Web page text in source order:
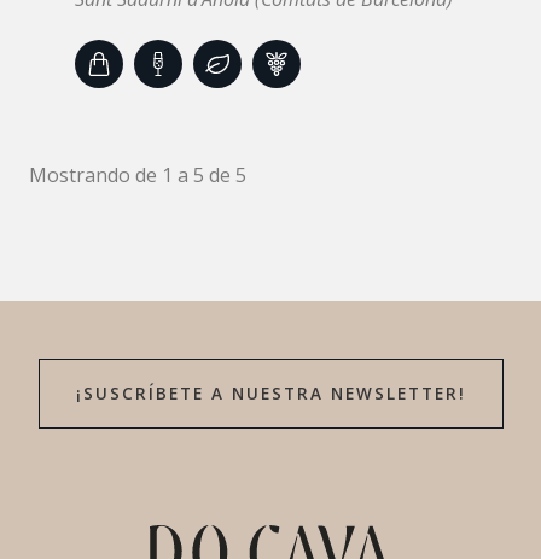
Mostrando de 1 a 5 de 5
¡SUSCRÍBETE A NUESTRA NEWSLETTER!